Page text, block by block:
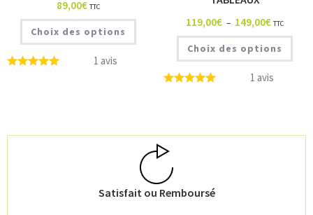
1 avis
89,00€ TTC
Choix des options
1 avis
119,00€ – 149,00€ TTC
Choix des options
Satisfait ou Remboursé